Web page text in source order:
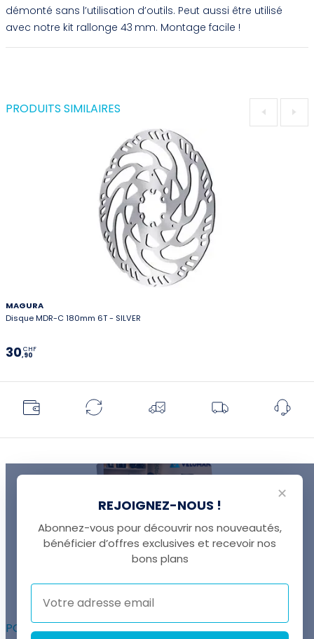
démonté sans l’utilisation d’outils. Peut aussi être utilisé
avec notre kit rallonge 43 mm. Montage facile !
PRODUITS SIMILAIRES
MAGURA
Disque MDR-C 180mm 6T - SILVER
30,90
CHF
UNE QUESTION ?
+41 22 307 02 00
POUR ALLER PLUS LOIN :
✕
REJOIGNEZ-NOUS !
Abonnez-vous pour découvrir nos nouveautés,
bénéficier d’offres exclusives et recevoir nos
bons plans